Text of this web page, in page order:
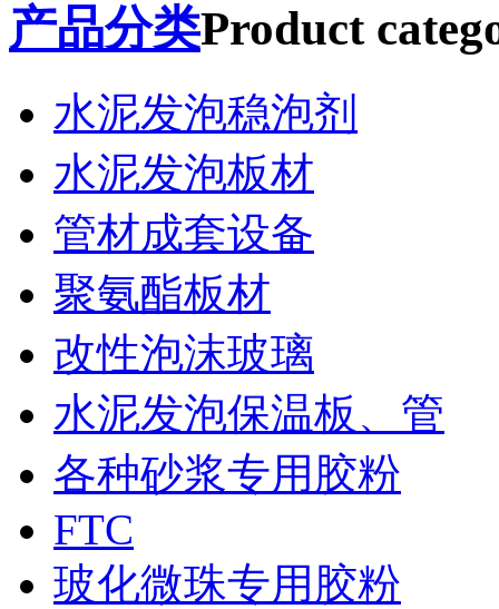
产品分类Product
水泥发泡稳泡剂
水泥发泡板材
管材成套设备
聚氨酯板材
改性泡沫玻璃
水泥发泡保温板、管
各种砂浆专用胶粉
FTC
玻化微珠专用胶粉